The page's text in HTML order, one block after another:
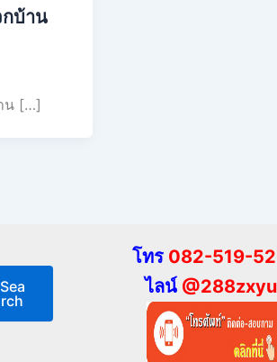
บ้าน
น […]
Sea
rch
โทร 082-519-
ไลน์